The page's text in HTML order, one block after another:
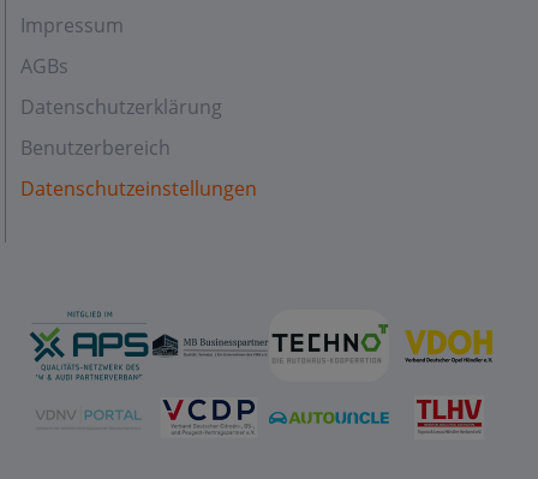
Impressum
AGBs
Datenschutzerklärung
Benutzerbereich
Datenschutzeinstellungen